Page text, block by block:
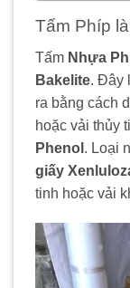
Tấm Phíp
Tấm Nhựa
Bakelite. Đây
ra bằng cách
hoặc vải thủy
Phenol . Loại
giấy
tinh hoặc vải